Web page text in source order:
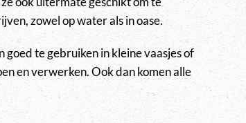
zowel op water als in oase.
goed te gebruiken in kleine vaasjes of
en verwerken. Ook dan komen alle